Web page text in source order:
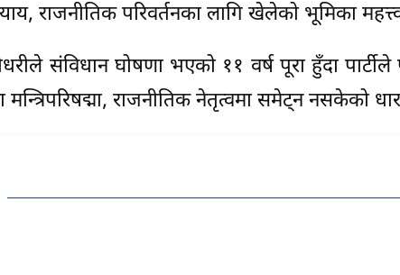
राजनीतिक परिवर्तनका लागि खेलेको भूमिका
संविधान घोषणा भएको ११ वर्ष पूरा हुँदा
मन्त्रिपरिषद्मा, राजनीतिक नेतृत्वमा समेट्न नसकेको